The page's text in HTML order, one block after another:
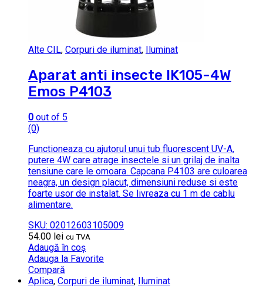
Alte CIL, Corpuri de iluminat, Iluminat
Aparat anti insecte IK105-4W
Emos P4103
0 out of 5
(0)
Functioneaza cu ajutorul unui tub fluorescent UV-A,
putere 4W care atrage insectele si un grilaj de inalta
tensiune care le omoara. Capcana P4103 are culoarea
neagra, un design placut, dimensiuni reduse si este
foarte usor de instalat. Se livreaza cu 1 m de cablu
alimentare.
SKU: 02012603105009
54.00 lei cu TVA
Adaugă în coș
Adauga la Favorite
Compară
Aplica, Corpuri de iluminat, Iluminat